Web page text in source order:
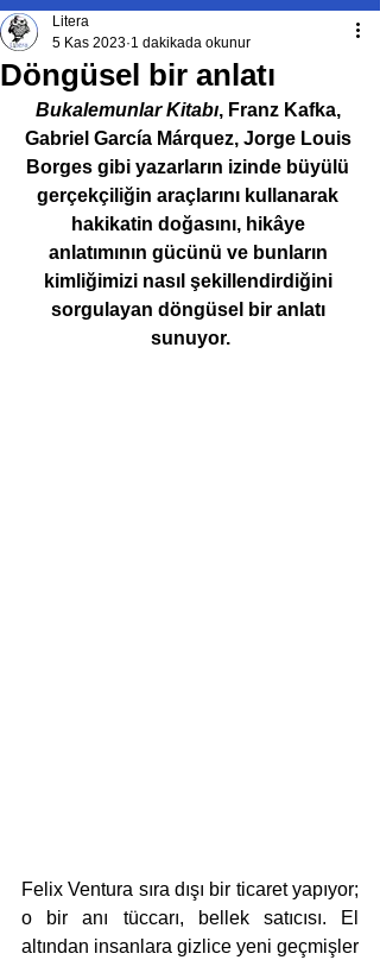
Döngüsel bir anlatı
Litera
5 Kas 2023 1 dakikada okunur
Bukalemunlar Kitabı, Franz Kafka,
Gabriel García Márquez, Jorge Louis
Borges gibi yazarların izinde büyülü
gerçekçiliğin araçlarını kullanarak
hakikatin doğasını, hikâye
anlatımının gücünü ve bunların
kimliğimizi nasıl şekillendirdiğini
sorgulayan döngüsel bir anlatı
sunuyor.
Felix Ventura sıra dışı bir ticaret yapıyor;
o bir anı tüccarı, bellek satıcısı. El
altından insanlara gizlice yeni geçmişler